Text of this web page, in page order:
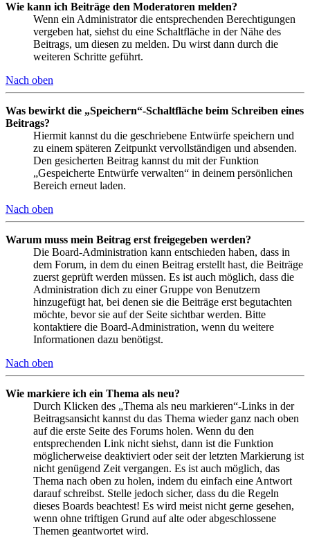
Wie kann ich Beiträge den Moderatoren melden?
Wenn ein Administrator die entsprechenden Berechtigungen
vergeben hat, siehst du eine Schaltfläche in der Nähe des
Beitrags, um diesen zu melden. Du wirst dann durch die
weiteren Schritte geführt.
Nach oben
Was bewirkt die „Speichern“-Schaltfläche beim Schreiben eines
Beitrags?
Hiermit kannst du die geschriebene Entwürfe speichern und
zu einem späteren Zeitpunkt vervollständigen und absenden.
Den gesicherten Beitrag kannst du mit der Funktion
„Gespeicherte Entwürfe verwalten“ in deinem persönlichen
Bereich erneut laden.
Nach oben
Warum muss mein Beitrag erst freigegeben werden?
Die Board-Administration kann entschieden haben, dass in
dem Forum, in dem du einen Beitrag erstellt hast, die Beiträge
zuerst geprüft werden müssen. Es ist auch möglich, dass die
Administration dich zu einer Gruppe von Benutzern
hinzugefügt hat, bei denen sie die Beiträge erst begutachten
möchte, bevor sie auf der Seite sichtbar werden. Bitte
kontaktiere die Board-Administration, wenn du weitere
Informationen dazu benötigst.
Nach oben
Wie markiere ich ein Thema als neu?
Durch Klicken des „Thema als neu markieren“-Links in der
Beitragsansicht kannst du das Thema wieder ganz nach oben
auf die erste Seite des Forums holen. Wenn du den
entsprechenden Link nicht siehst, dann ist die Funktion
möglicherweise deaktiviert oder seit der letzten Markierung ist
nicht genügend Zeit vergangen. Es ist auch möglich, das
Thema nach oben zu holen, indem du einfach eine Antwort
darauf schreibst. Stelle jedoch sicher, dass du die Regeln
dieses Boards beachtest! Es wird meist nicht gerne gesehen,
wenn ohne triftigen Grund auf alte oder abgeschlossene
Themen geantwortet wird.